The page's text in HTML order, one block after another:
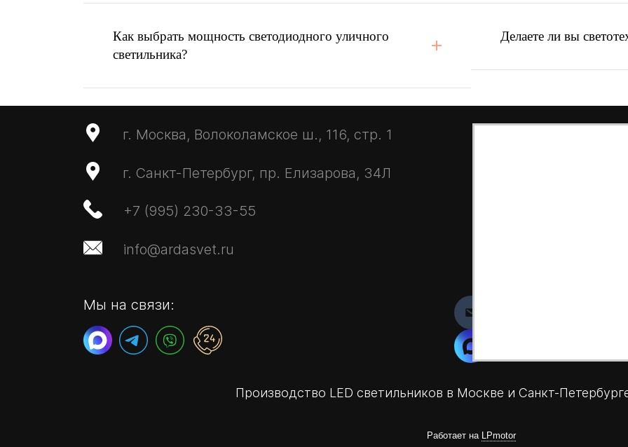
Как выбрать мощность светодиодного уличного
светильника?
Делаете ли вы
г. Москва, Волоколамское ш., 116, стр. 1
г. Санкт-Петербург, пр. Елизарова, 34Л
+7 (995) 230-33-55
info@ardasvet.ru
Мы на связи:
Производство LED светильников в Москве и Санкт-
Работает на LPmotor